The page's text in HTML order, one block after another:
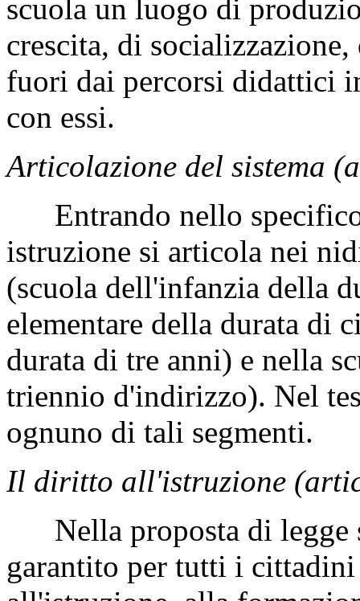
scuola un luogo di
crescita, di
fuori dai percorsi didattici
con essi.
Articolazione del sistema
Entrando nello
istruzione si articola nei
(scuola dell'infanzia della
elementare della durata di
durata di tre anni) e nella
triennio d'indirizzo). Nel
ognuno di tali segmenti.
Il diritto all'istruzione
Nella proposta di legge
garantito per tutti i